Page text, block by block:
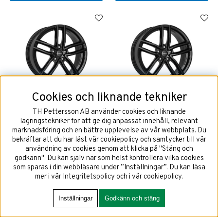
DEZENT TR Dark 7,5x17 5x112
2038 kr
KÖP!
DEZENT TR Dark 7,5x17 5x112
2038 kr
KÖP!
Cookies och liknande tekniker
TH Pettersson AB använder cookies och liknande
lagringstekniker för att ge dig anpassat innehåll, relevant
marknadsföring och en bättre upplevelse av vår webbplats. Du
bekräftar att du har läst vår cookiepolicy och samtycker till vår
användning av cookies genom att klicka på "Stäng och
godkänn". Du kan själv när som helst kontrollera vilka cookies
som sparas i din webbläsare under ”Inställningar”. Du kan läsa
mer i vår Integritetspolicy och i vår cookiepolicy.
Inställningar Godkänn och stäng